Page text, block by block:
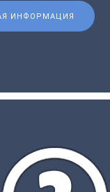
ИНФОРМАЦИЯ